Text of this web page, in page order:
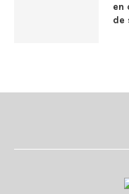
en
de